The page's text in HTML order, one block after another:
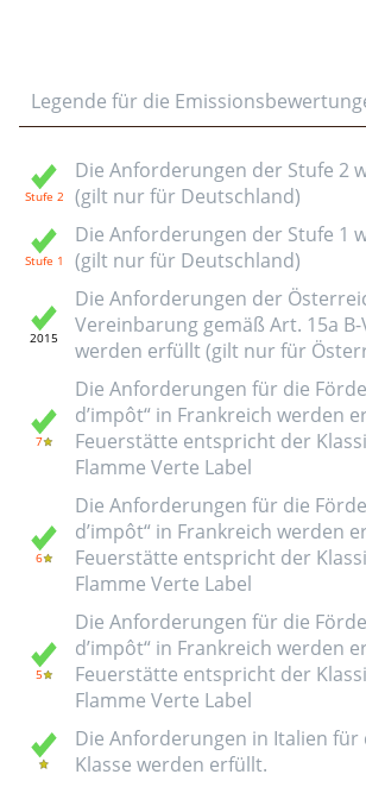
Legende für die
Die Anforderungen der Stufe 2
(gilt nur für Deutschland)
Die Anforderungen der Stufe 1
(gilt nur für Deutschland)
Die Anforderungen der
Vereinbarung gemäß Art. 15a B-
werden erfüllt (gilt nur für
Die Anforderungen für die
d’impôt“ in Frankreich werden
Feuerstätte entspricht der
Flamme Verte Label
Die Anforderungen für die
d’impôt“ in Frankreich werden
Feuerstätte entspricht der
Flamme Verte Label
Die Anforderungen für die
d’impôt“ in Frankreich werden
Feuerstätte entspricht der
Flamme Verte Label
Die Anforderungen in Italien für
Klasse werden erfüllt.